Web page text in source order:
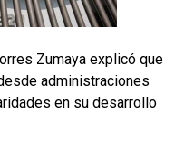
Zumaya explicó que
administraciones
en su desarrollo